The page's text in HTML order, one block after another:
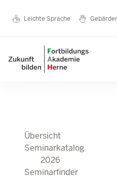
Direkt zum Inhalt
Leichte Sprache
Übersicht
Seminarkatalog
2026
Seminarfinder